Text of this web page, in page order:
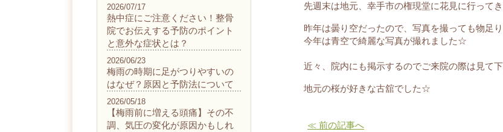
先週末は地元、幸手市の権現堂に花見に行って
昨年は曇り空だったので、写真を撮っても物足り
今年は青空で綺麗な写真が撮れました☆
近々、院内にも掲示するのでご来院の際は見て
地元の桜が好きな古舘でした☆
≪ 前の記事へ
熱中症にご注意ください！整骨
院でお伝えする予防のポイント
と意外な症状とは？
2026/07/17
梅雨の時期に足がつりやすいの
はなぜ？原因と予防法について
2026/06/23
【梅雨前に増える頭痛】その不
調、気圧の変化が原因かもしれ
2026/05/18